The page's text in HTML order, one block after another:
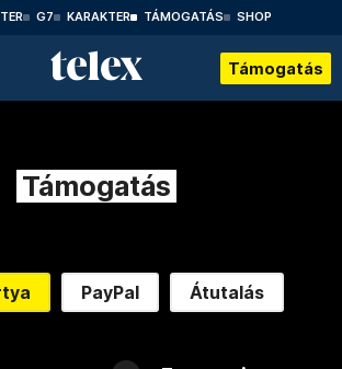
G7 KARAKTER TÁMOGATÁS SHOP
Támogatás
Támogatás
PayPal Átutalás